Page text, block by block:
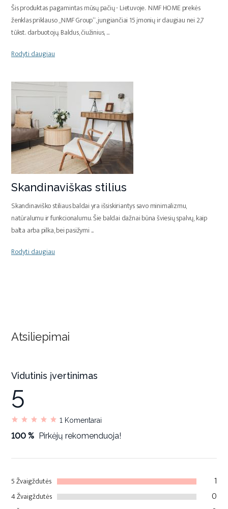
Šis produktas pagamintas mūsų pačių - Lietuvoje. NMF HOME prekės
ženklas priklauso „NMF Group“, jungiančiai 15 įmonių ir daugiau nei 2,7
tūkst. darbuotojų. Baldus, čiužinius,...
Rodyti daugiau
Skandinaviškas stilius
Skandinaviško stiliaus baldai yra išsiskiriantys savo minimalizmu,
natūralumu ir funkcionalumu. Šie baldai dažnai būna šviesių spalvų, kaip
balta arba pilka, bei pasižymi ...
Rodyti daugiau
Atsiliepimai
5 Žvaigždutės 1
4 Žvaigždutės 0
Vidutinis įvertinimas
5
1 Komentarai
100 % Pirkėjų rekomenduoja!